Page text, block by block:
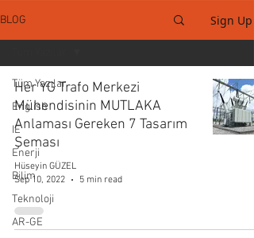
BLOG Sign Up
Tüm Yazılar
English
IE
Enerji
Bilim
Teknoloji
AR-GE
Her YG Trafo Merkezi
Mühendisinin MUTLAKA
Anlaması Gereken 7 Tasarım
Şeması
Hüseyin GÜZEL
Sep 10, 2022
5 min read